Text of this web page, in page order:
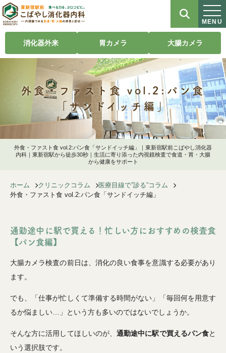
MENU
外食・ファスト食 vol.2:パン食
「サンドイッチ編」
外食・ファスト食 vol.2:パン食「サンドイッチ編」｜東新宿駅前こばやし消化器
内科｜東新宿駅から徒歩30秒｜生活に寄り添った内視鏡検査で食道・胃・大腸
から健康をサポート
消化器外来 胃カメラ 大腸カメラ
ホーム クリニックコラム
医療目線で”診る”コラム
外食・ファスト食 vol.2:パン食「サンドイッチ編」
通勤途中に駅で買える！忙しい方におすすめの検査食
【パン食編】
大腸カメラ検査の前日は、消化の良い食事を意識する必要があり
ます。
でも、「仕事が忙しくて準備する時間がない」「毎回何を用意す
るか悩ましい…」という方も多いのではないでしょうか。
そんな方に活用してほしいのが、通勤途中に駅で買えるパン食と
いう選択肢です。